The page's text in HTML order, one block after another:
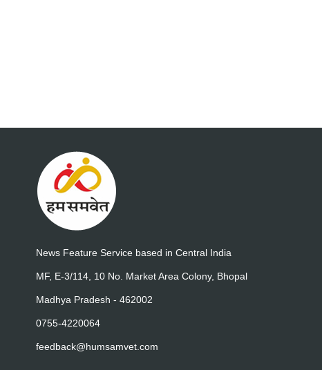
News Feature Service based in Central India
MF, E-3/114, 10 No. Market Area Colony, Bhopal
Madhya Pradesh - 462002
0755-4220064
feedback@humsamvet.com